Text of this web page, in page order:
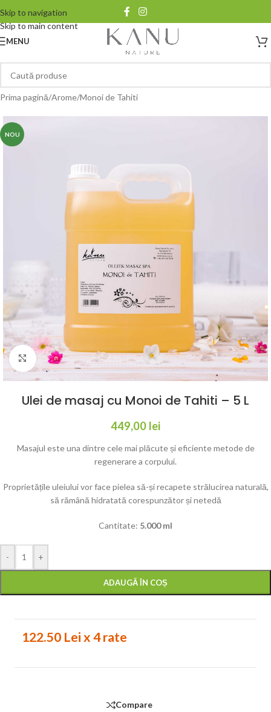
Skip to navigation
Skip to main content
MENU
Prima pagină/Arome/Monoi de Tahiti
NOU
Click to enlarge
Ulei de masaj cu Monoi de Tahiti – 5 L
449,00 lei
Masajul este una dintre cele mai plăcute și eficiente metode de
regenerare a corpului.
Proprietățile uleiului vor face pielea să-și recapete strălucirea naturală,
să rămână hidratată corespunzător și netedă
Cantitate: 5.000 ml
- +
ADAUGĂ ÎN COȘ
122.50 Lei x 4 rate
Compare